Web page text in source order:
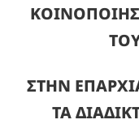
ΣΤΗΝ
ΤΑ